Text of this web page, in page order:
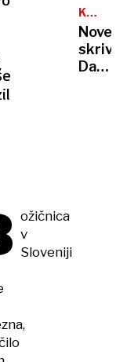
ožičnica
v
Sloveniji
so
šolo
in
otroke
KNJIŽNA
Nove
Dana